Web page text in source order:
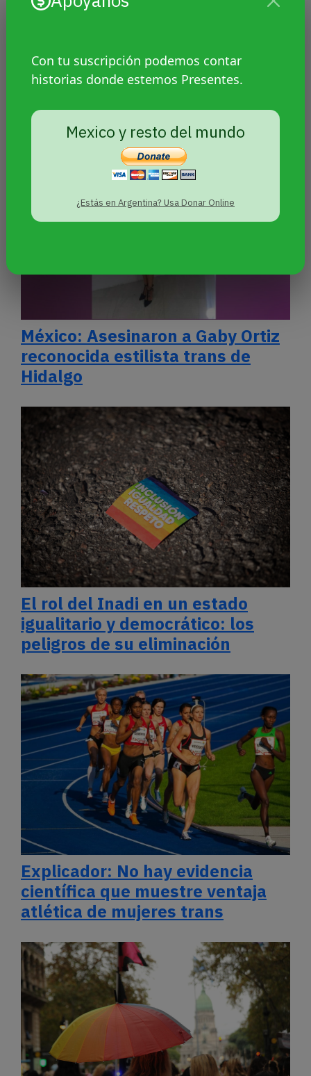
Con tu suscripción podemos contar
historias donde estemos Presentes.
Mexico y resto del mundo
¿Estás en Argentina? Usa Donar Online
Solidaridad y feminismo en
medio del genocidio: entrevista a
una activista lesbiana palestina
México: Asesinaron a Gaby Ortiz
reconocida estilista trans de
Hidalgo
El rol del Inadi en un estado
igualitario y democrático: los
peligros de su eliminación
Explicador: No hay evidencia
científica que muestre ventaja
atlética de mujeres trans